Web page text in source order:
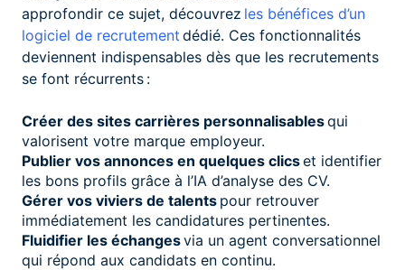
approfondir ce sujet, découvrez les bénéfices d’un
logiciel de recrutement dédié. Ces fonctionnalités
deviennent indispensables dès que les recrutements
se font récurrents :
Créer des sites carrières personnalisablesqui
valorisent votre marque employeur.
Publier vos annonces en quelques clicset identifier
les bons profils grâce à l’IA d’analyse des CV.
Gérer vos viviers de talents pour retrouver
immédiatement les candidatures pertinentes.
Fluidifier les échangesvia un agent conversationnel
qui répond aux candidats en continu.